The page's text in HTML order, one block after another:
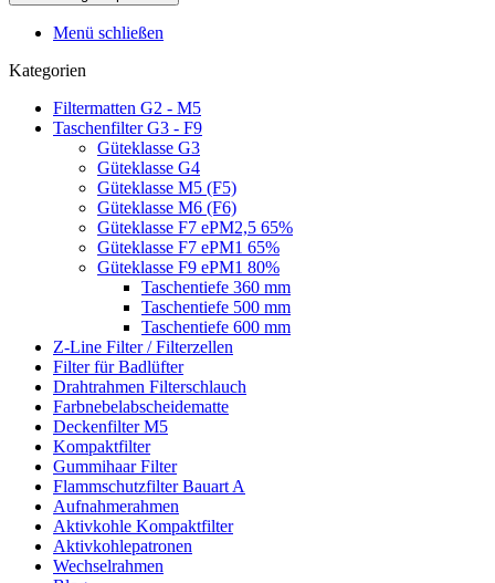
Menü schließen
Kategorien
Filtermatten G2 - M5
Taschenfilter G3 - F9
Güteklasse G3
Güteklasse G4
Güteklasse M5 (F5)
Güteklasse M6 (F6)
Güteklasse F7 ePM2,5 65%
Güteklasse F7 ePM1 65%
Güteklasse F9 ePM1 80%
Taschentiefe 360 mm
Taschentiefe 500 mm
Taschentiefe 600 mm
Z-Line Filter / Filterzellen
Filter für Badlüfter
Drahtrahmen Filterschlauch
Farbnebelabscheidematte
Deckenfilter M5
Kompaktfilter
Gummihaar Filter
Flammschutzfilter Bauart A
Aufnahmerahmen
Aktivkohle Kompaktfilter
Aktivkohlepatronen
Wechselrahmen